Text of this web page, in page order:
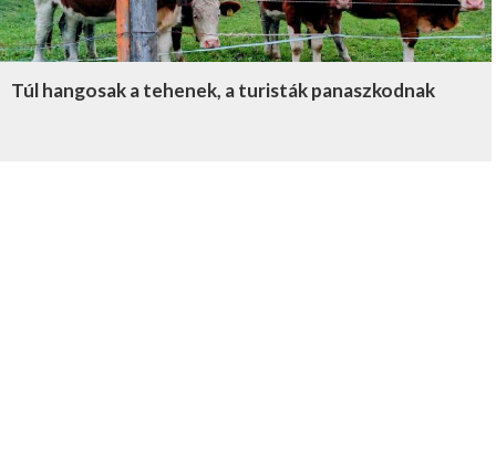
Túl hangosak a tehenek, a turisták panaszkodnak